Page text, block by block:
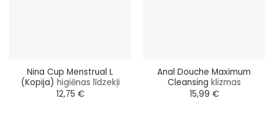
Nina Cup Menstrual L
(Kopija) higiēnas līdzekļi
12,75 €
Anal Douche Maximum
Cleansing klizmas
15,99 €